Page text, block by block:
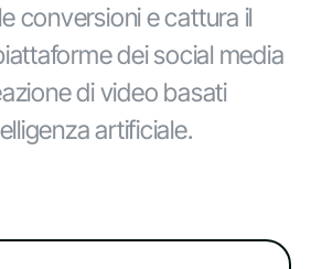
conversioni e cattura il
dei social media
di video basati
artificiale.